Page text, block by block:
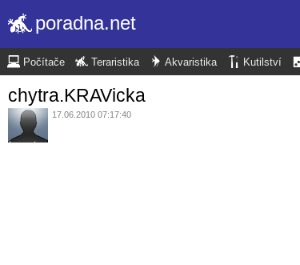
poradna.net
Počítače Teraristika Akvaristika Kutilství
chytra.KRAVicka
17.06.2010 07:17:40